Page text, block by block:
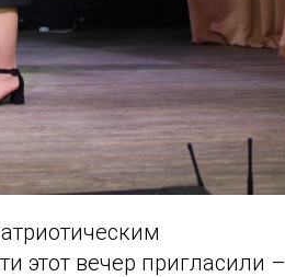
этот вечер пригласили –